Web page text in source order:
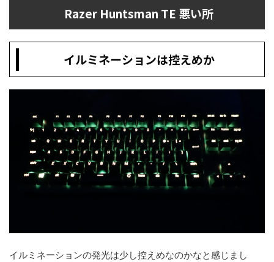
Razer Huntsman TE 悪い所
イルミネーションは控えめか
イルミネーションの発光は少し控えめなのかなと感じまし